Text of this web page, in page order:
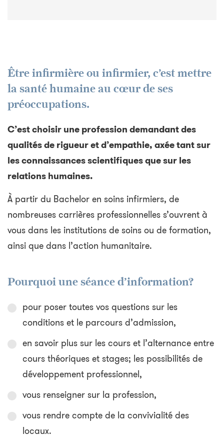
Être infirmière ou infirmier, c’est mettre
la santé humaine au cœur de ses
préoccupations.
C’est choisir une profession demandant des
qualités de rigueur et d’empathie, axée tant sur
les connaissances scientifiques que sur les
relations humaines.
À partir du Bachelor en soins infirmiers, de
nombreuses carrières professionnelles s’ouvrent à
vous dans les institutions de soins ou de formation,
ainsi que dans l’action humanitaire.
Pourquoi une séance d’information?
pour poser toutes vos questions sur les
conditions et le parcours d’admission,
en savoir plus sur les cours et l’alternance entre
cours théoriques et stages; les possibilités de
développement professionnel,
vous renseigner sur la profession,
vous rendre compte de la convivialité des
locaux.